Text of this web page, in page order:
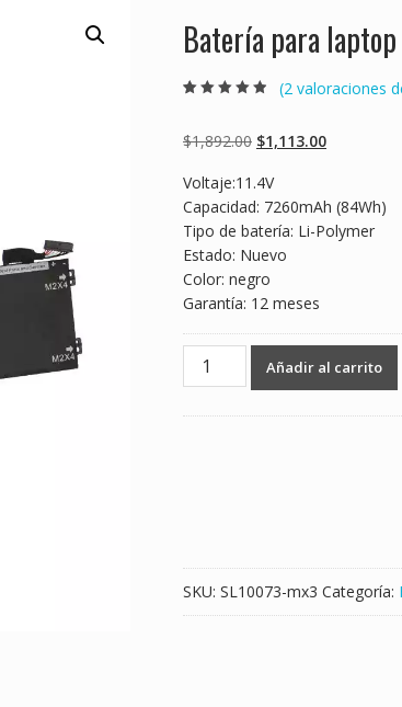
Batería para
basado en
puntuaciones
(2 valoraciones
$1,892.00 Original
was:
$1,892.00.
$1,113.00Current
$1,113.00.
Voltaje:11.4V
Capacidad: 7260mAh (84Wh)
Tipo de batería: Li-Polymer
Estado: Nuevo
Color: negro
Garantía: 12 meses
Batería
para
Añadir al carrito
SKU: SL10073-mx3 Categoría: